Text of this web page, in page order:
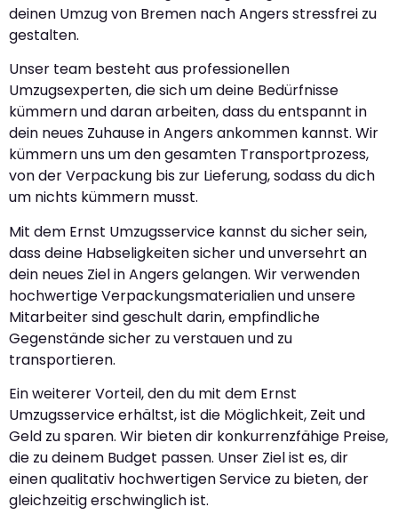
deinen Umzug von Bremen nach Angers stressfrei zu
gestalten.
Unser team besteht aus professionellen
Umzugsexperten, die sich um deine Bedürfnisse
kümmern und daran arbeiten, dass du entspannt in
dein neues Zuhause in Angers ankommen kannst. Wir
kümmern uns um den gesamten Transportprozess,
von der Verpackung bis zur Lieferung, sodass du dich
um nichts kümmern musst.
Mit dem Ernst Umzugsservice kannst du sicher sein,
dass deine Habseligkeiten sicher und unversehrt an
dein neues Ziel in Angers gelangen. Wir verwenden
hochwertige Verpackungsmaterialien und unsere
Mitarbeiter sind geschult darin, empfindliche
Gegenstände sicher zu verstauen und zu
transportieren.
Ein weiterer Vorteil, den du mit dem Ernst
Umzugsservice erhältst, ist die Möglichkeit, Zeit und
Geld zu sparen. Wir bieten dir konkurrenzfähige Preise,
die zu deinem Budget passen. Unser Ziel ist es, dir
einen qualitativ hochwertigen Service zu bieten, der
gleichzeitig erschwinglich ist.